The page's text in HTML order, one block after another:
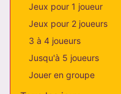
Jeux pour 1 joueur
Jeux pour 2 joueurs
3 à 4 joueurs
Jusqu'à 5 joueurs
Jouer en groupe